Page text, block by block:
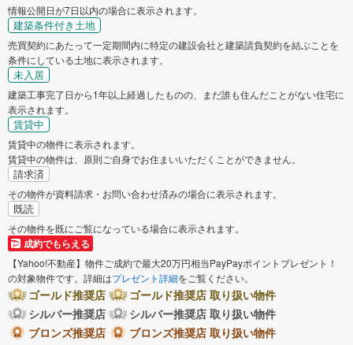
情報公開日が7日以内の場合に表示されます。
建築条件付き土地
売買契約にあたって一定期間内に特定の建設会社と建築請負契約を結ぶことを
条件にしている土地に表示されます。
未入居
建築工事完了日から1年以上経過したものの、まだ誰も住んだことがない住宅に
表示されます。
賃貸中
賃貸中の物件に表示されます。
賃貸中の物件は、原則ご自身でお住まいいただくことができません。
請求済
その物件が資料請求・お問い合わせ済みの場合に表示されます。
既読
その物件を既にご覧になっている場合に表示されます。
成約でもらえる
【Yahoo!不動産】物件ご成約で最大20万円相当PayPayポイントプレゼント！
の対象物件です。詳細はプレゼント詳細をご覧ください。
ゴールド推奨店
ゴールド推奨店 取り扱い物件
シルバー推奨店
シルバー推奨店 取り扱い物件
ブロンズ推奨店
ブロンズ推奨店 取り扱い物件